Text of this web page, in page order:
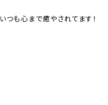
つも心まで癒やされてます！